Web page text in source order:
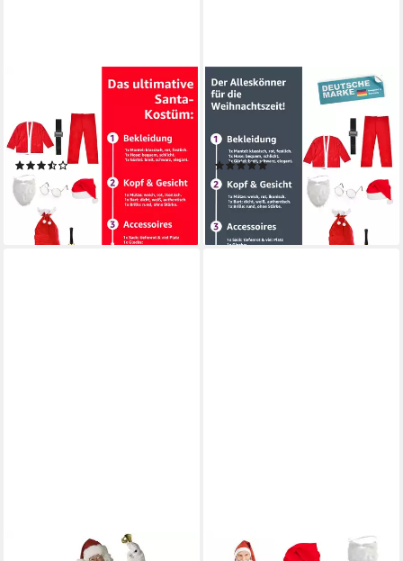
Kostüm 8 in 1 Set Santa Claus
- Weihnachtsmannkostüm &
Nikolauskostüm
(26)
11,99 € UVP13,99 €
-14%
lieferbar - in 3-4 Werktagen bei dir
TK GRUPPE
Kostüm 8 in 1 Nikolauskostüm
- Weihnachtsmannkostüm -
Santa
(1)
11,99 € UVP13,99 €
-14%
lieferbar - in 3-4 Werktagen bei dir